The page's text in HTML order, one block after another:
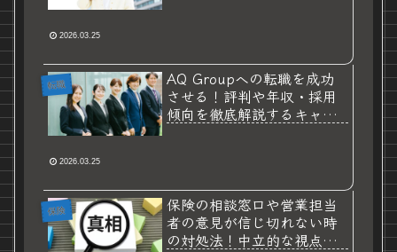
2026.03.25
転職
AQ Groupへの転職を成功
させる！評判や年収・採用
傾向を徹底解説するキャリ
2026.03.25
保険
保険の相談窓口や営業担当
者の意見が信じ切れない時
の対処法！中立的な視点で